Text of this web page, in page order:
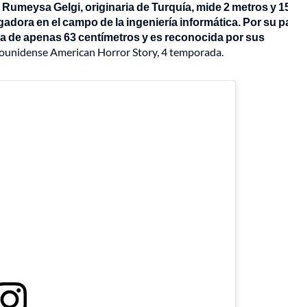
Rumeysa Gelgi, originaria de Turquía, mide 2 metros y
en el campo de la ingeniería informática. Por su
de apenas 63 centímetros y es reconocida por sus
American Horror Story, 4 temporada.